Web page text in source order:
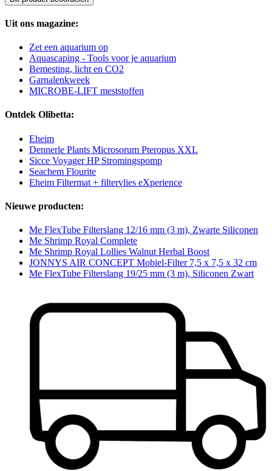
Uit ons magazine:
Zet een aquarium op
Aquascaping - Tools voor je aquarium
Bemesting, licht en CO2
Garnalenkweek
MICROBE-LIFT meststoffen
Ontdek Olibetta:
Eheim
Dennerle Plants Microsorum Pteropus XXL
Sicce Voyager HP Stromingspomp
Seachem Flourite
Eheim Filtermat + filtervlies eXperience
Nieuwe producten:
Me FlexTube Filterslang 12/16 mm (3 m), Zwarte Siliconen
Me Shrimp Royal Complete
Me Shrimp Royal Lollies Walnut Herbal Boost
JONNYS AIR CONCEPT Mobiel-Filter 7,5 x 7,5 x 32 cm
Me FlexTube Filterslang 19/25 mm (3 m), Siliconen Zwart